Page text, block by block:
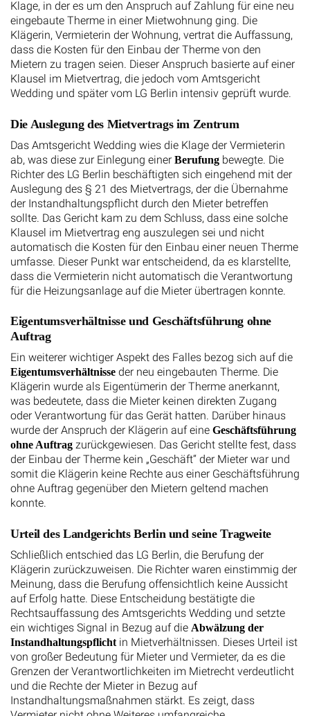
Klage, in der es um den Anspruch auf Zahlung für eine neu
eingebaute Therme in einer Mietwohnung ging. Die
Klägerin, Vermieterin der Wohnung, vertrat die Auffassung,
dass die Kosten für den Einbau der Therme von den
Mietern zu tragen seien. Dieser Anspruch basierte auf einer
Klausel im Mietvertrag, die jedoch vom Amtsgericht
Wedding und später vom LG Berlin intensiv geprüft wurde.
Die Auslegung des Mietvertrags im Zentrum
Das Amtsgericht Wedding wies die Klage der Vermieterin
ab, was diese zur Einlegung einer Berufung bewegte. Die
Richter des LG Berlin beschäftigten sich eingehend mit der
Auslegung des § 21 des Mietvertrags, der die Übernahme
der Instandhaltungspflicht durch den Mieter betreffen
sollte. Das Gericht kam zu dem Schluss, dass eine solche
Klausel im Mietvertrag eng auszulegen sei und nicht
automatisch die Kosten für den Einbau einer neuen Therme
umfasse. Dieser Punkt war entscheidend, da es klarstellte,
dass die Vermieterin nicht automatisch die Verantwortung
für die Heizungsanlage auf die Mieter übertragen konnte.
Eigentumsverhältnisse und Geschäftsführung ohne
Auftrag
Ein weiterer wichtiger Aspekt des Falles bezog sich auf die
Eigentumsverhältnisse der neu eingebauten Therme. Die
Klägerin wurde als Eigentümerin der Therme anerkannt,
was bedeutete, dass die Mieter keinen direkten Zugang
oder Verantwortung für das Gerät hatten. Darüber hinaus
wurde der Anspruch der Klägerin auf eine Geschäftsführung
ohne Auftrag zurückgewiesen. Das Gericht stellte fest, dass
der Einbau der Therme kein „Geschäft“ der Mieter war und
somit die Klägerin keine Rechte aus einer Geschäftsführung
ohne Auftrag gegenüber den Mietern geltend machen
konnte.
Urteil des Landgerichts Berlin und seine Tragweite
Schließlich entschied das LG Berlin, die Berufung der
Klägerin zurückzuweisen. Die Richter waren einstimmig der
Meinung, dass die Berufung offensichtlich keine Aussicht
auf Erfolg hatte. Diese Entscheidung bestätigte die
Rechtsauffassung des Amtsgerichts Wedding und setzte
ein wichtiges Signal in Bezug auf die Abwälzung der
Instandhaltungspflicht in Mietverhältnissen. Dieses Urteil ist
von großer Bedeutung für Mieter und Vermieter, da es die
Grenzen der Verantwortlichkeiten im Mietrecht verdeutlicht
und die Rechte der Mieter in Bezug auf
Instandhaltungsmaßnahmen stärkt. Es zeigt, dass